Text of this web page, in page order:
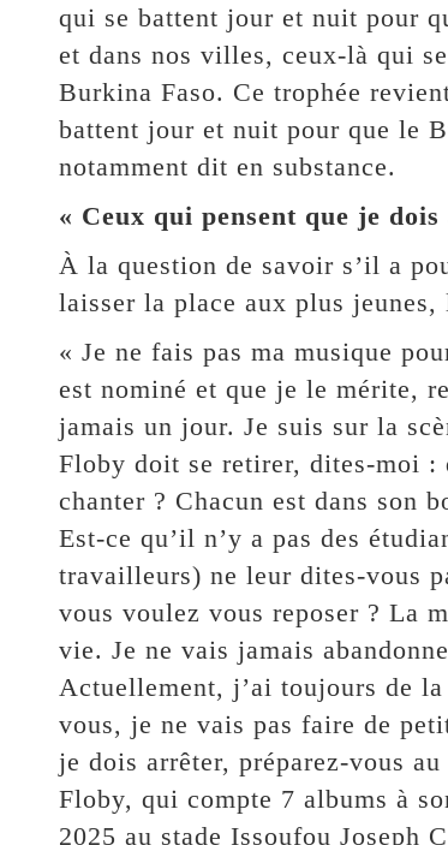
qui se battent jour et nuit pour
et dans nos villes, ceux-là qui
Burkina Faso. Ce trophée
battent jour et nuit pour que le
notamment dit en substance.
« Ceux qui pensent que je
À la question de savoir s’il a
laisser la place aux plus
« Je ne fais pas ma musique
est nominé et que je le mérite,
jamais un jour. Je suis sur la
Floby doit se retirer, dites-moi :
chanter ? Chacun est dans son
Est-ce qu’il n’y a pas des
travailleurs) ne leur dites-vous
vous voulez vous reposer ? La
vie. Je ne vais jamais
Actuellement, j’ai toujours de
vous, je ne vais pas faire de
je dois arrêter, préparez-vous
Floby, qui compte 7 albums à
2025 au stade Issoufou Joseph